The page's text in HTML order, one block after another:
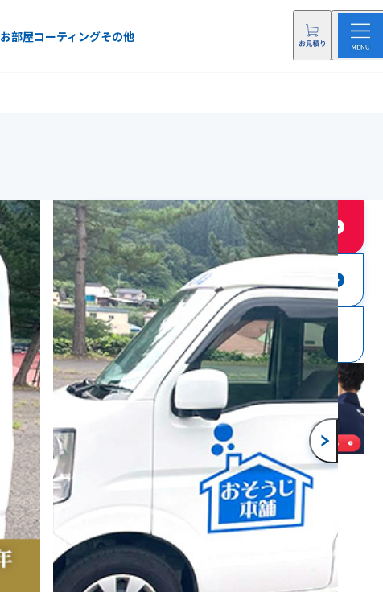
お部屋コーティングその他
店舗に依頼する
店舗にお問い合わせ
電話をする
0120-41-5021